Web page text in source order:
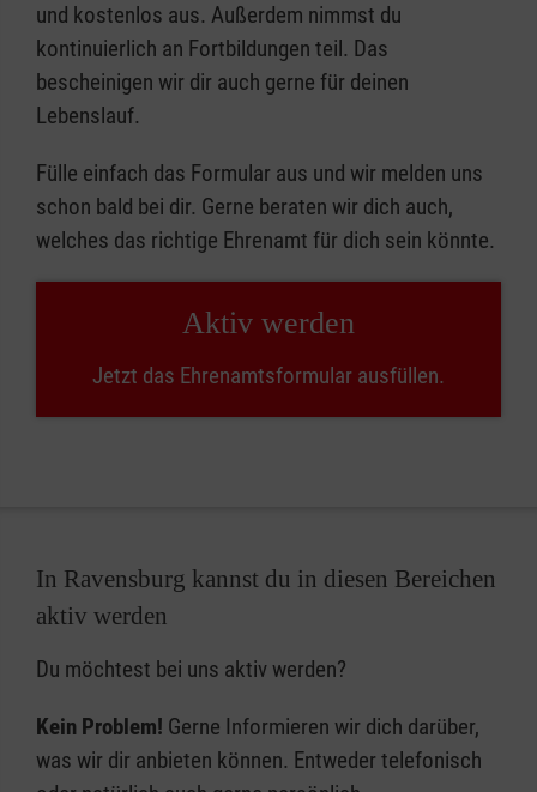
und kostenlos aus. Außerdem nimmst du
kontinuierlich an Fortbildungen teil. Das
bescheinigen wir dir auch gerne für deinen
Lebenslauf.
Fülle einfach das Formular aus und wir melden uns
schon bald bei dir. Gerne beraten wir dich auch,
welches das richtige Ehrenamt für dich sein könnte.
Aktiv werden
Jetzt das Ehrenamtsformular ausfüllen.
In Ravensburg kannst du in diesen Bereichen
aktiv werden
Du möchtest bei uns aktiv werden?
Kein Problem! Gerne Informieren wir dich darüber,
was wir dir anbieten können. Entweder telefonisch